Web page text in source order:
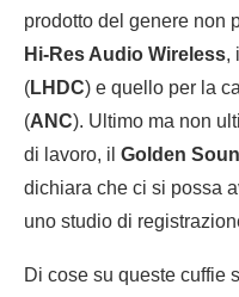
prodotto del genere non
Hi-Res Audio Wireless,
(LHDC) e quello per la
(ANC). Ultimo ma non
di lavoro, il Golden
dichiara che ci si possa
uno studio di
Di cose su queste cuffie